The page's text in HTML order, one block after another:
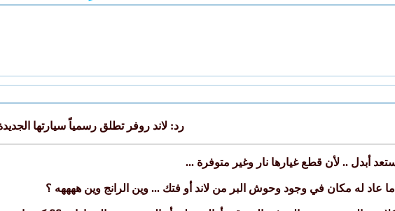
رد: لاند روفر تطلق رسمياً سيارتها
أبدل .. لأن قطع غيارها نار وغير متوفرة ...
ما عاد له مكان في وجود وحوش البر من لاند أو فتك ... وين الرانج وين ههههه ؟